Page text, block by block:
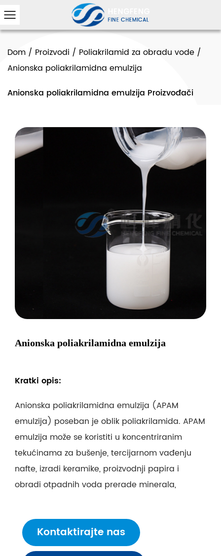
Dom / Proizvodi / Poliakrilamid za obradu vode /
Anionska poliakrilamidna emulzija
Anionska poliakrilamidna emulzija Proizvođači
Anionska poliakrilamidna emulzija
Kratki opis:
Anionska poliakrilamidna emulzija (APAM
emulzija) poseban je oblik poliakrilamida. APAM
emulzija može se koristiti u koncentriranim
tekućinama za bušenje, tercijarnom vađenju
nafte, izradi keramike, proizvodnji papira i
obradi otpadnih voda prerade minerala,
flokulanata, taloženja i adsorpcije, APAM
emulzija naširoko se koristi u području
pročišćavanja otpadnih voda. Proizvodi serije
Kontaktirajte nas